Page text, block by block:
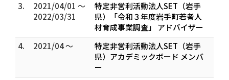
3.
2021/04/01 ～
2022/03/31
特定非営利活動法人SET（岩手
県）「令和３年度岩手町若者人
材育成事業調査」 アドバイザー
4.
2021/04 ～
特定非営利活動法人SET（岩手
県）アカデミックボード メンバ
ー